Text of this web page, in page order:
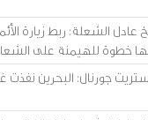
عادل الشعلة: ربط زيارة
خطوة للهيمنة على
جورنال: البحرين نفذت